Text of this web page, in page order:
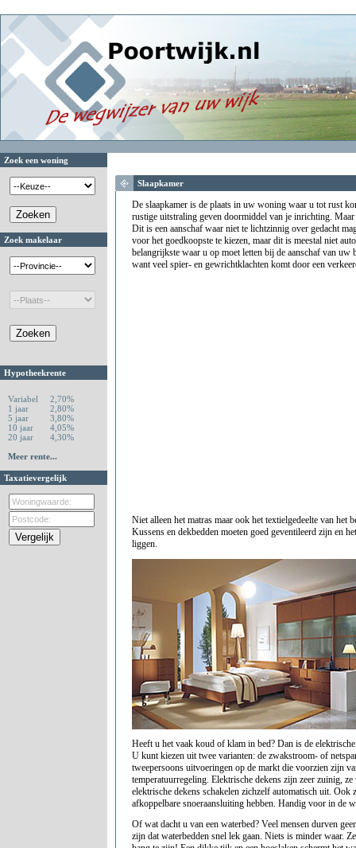
Zoek een woning
Zoek makelaar
Hypotheekrente
Variabel
2,70%
1 jaar
2,80%
5 jaar
3,80%
10 jaar
4,05%
20 jaar
4,30%
Meer rente...
Taxatievergelijk
Slaapkamer
De slaapkamer is de plaats in uw woning waar u tot rust
rustige uitstraling geven doormiddel van je inrichting.
Dit is een aanschaf waar niet te lichtzinnig over gedacht
voor het goedkoopste te kiezen, maar dit is meestal niet
belangrijkste waar u op moet letten bij de aanschaf van uw
want veel spier- en gewrichtklachten komt door een
Niet alleen het matras maar ook het textielgedeelte van het
Kussens en dekbedden moeten goed geventileerd zijn en
liggen.
Heeft u het vaak koud of klam in bed? Dan is de
U kunt kiezen uit twee varianten: de zwakstroom- of
tweepersoons uitvoeringen op de markt die voorzien zijn
temperatuurregeling. Elektrische dekens zijn zeer zuinig,
elektrische dekens schakelen zichzelf automatisch uit. Ook
afkoppelbare snoeraansluiting hebben. Handig voor in de
Of wat dacht u van een waterbed? Veel mensen durven
zijn dat waterbedden snel lek gaan. Niets is minder waar.